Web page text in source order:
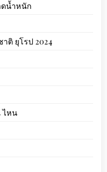
น้ำหนัก
ติ ยุโรป 2024
ไหน